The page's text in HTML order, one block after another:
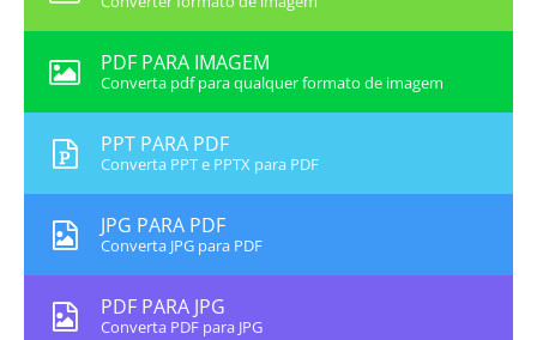
PDF PARA IMAGEM
Converta pdf para qualquer formato de imagem
PPT PARA PDF
Converta PPT e PPTX para PDF
JPG PARA PDF
Converta JPG para PDF
PDF PARA JPG
Converta PDF para JPG